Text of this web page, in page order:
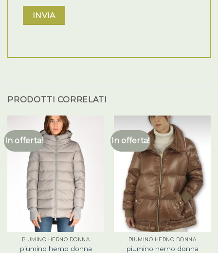
PRODOTTI CORRELATI
In offerta!
PIUMINO HERNO DONNA
piumino herno donna
In offerta!
PIUMINO HERNO DONNA
piumino herno donna